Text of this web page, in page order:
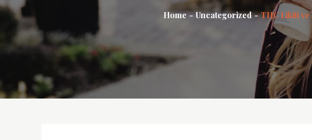
Home Uncategorized THC Likiti ve